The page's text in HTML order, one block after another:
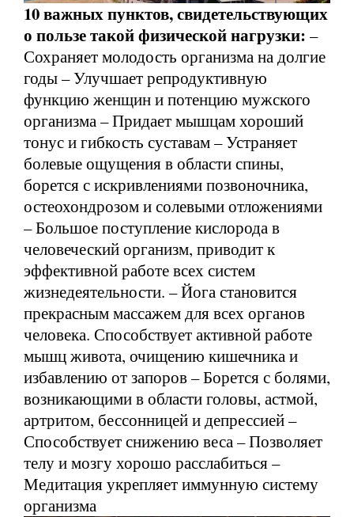
10 важных пунктов, свидетельствующих
о пользе такой физической нагрузки: –
Сохраняет молодость организма на долгие
годы – Улучшает репродуктивную
функцию женщин и потенцию мужского
организма – Придает мышцам хороший
тонус и гибкость суставам – Устраняет
болевые ощущения в области спины,
борется с искривлениями позвоночника,
остеохондрозом и солевыми отложениями
– Большое поступление кислорода в
человеческий организм, приводит к
эффективной работе всех систем
жизнедеятельности. – Йога становится
прекрасным массажем для всех органов
человека. Способствует активной работе
мышц живота, очищению кишечника и
избавлению от запоров – Борется с болями,
возникающими в области головы, астмой,
артритом, бессонницей и депрессией –
Способствует снижению веса – Позволяет
телу и мозгу хорошо расслабиться –
Медитация укрепляет иммунную систему
организма